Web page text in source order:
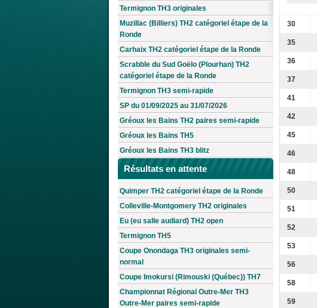
Termignon TH3 originales
Muzillac (Billiers) TH2 catégoriel étape de la
Ronde
Carhaix TH2 catégoriel étape de la Ronde
Scrabble du Sud Goëlo (Plourhan) TH2
catégoriel étape de la Ronde
Termignon TH3 semi-rapide
SP du 01/09/2025 au 31/07/2026
Gréoux les Bains TH2 paires semi-rapide
Gréoux les Bains TH5
Gréoux les Bains TH3 blitz
Résultats en attente
Quimper TH2 catégoriel étape de la Ronde
Colleville-Montgomery TH2 originales
Eu (eu salle audiard) TH2 open
Termignon TH5
Coupe Onondaga TH3 originales semi-
normal
Coupe Imokursi (Rimouski (Québec)) TH7
Championnat Régional Outre-Mer TH3
Outre-Mer paires semi-rapide
30
35
36
37
41
42
45
46
48
50
51
52
53
56
58
59